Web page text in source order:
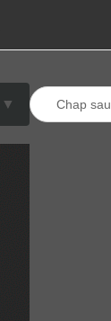
Chap sau